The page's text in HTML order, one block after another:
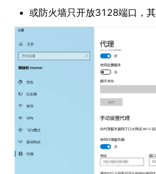
或防火墙只开放3128端口，